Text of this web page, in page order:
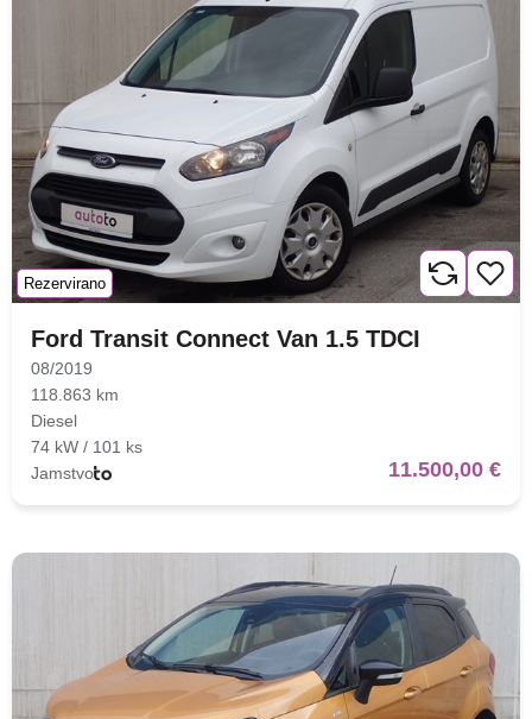
Rezervirano
Ford Transit Connect Van 1.5 TDCI
08/2019
118.863 km
Diesel
74 kW / 101 ks
Jamstvo
11.500,00 €